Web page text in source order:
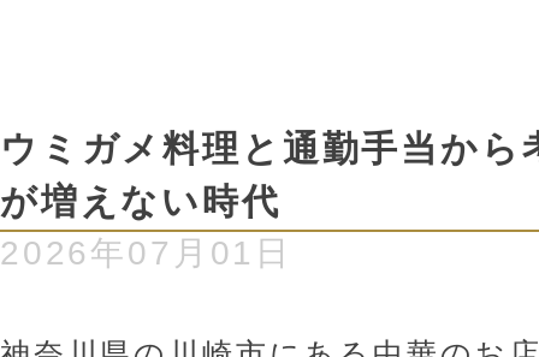
ウミガメ料理と通勤手当から
が増えない時代
2026年07月01日